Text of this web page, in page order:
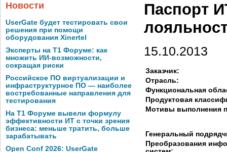
Новости
UserGate будет тестировать свои
решения при помощи
оборудования Xinertel
Эксперты на Т1 Форуме: как
множить ИИ-возможности,
сокращая риски
Российское ПО виртуализации и
инфраструктурное ПО — наиболее
востребованные направления для
тестирования
На Т1 Форуме вывели формулу
эффективности ИТ с точки зрения
бизнеса: меньше тратить, больше
зарабатывать
Open Conf 2026: UserGate
Паспорт
15.10.2013
Заказчик:
Отрасль:
Функциональная
Продуктовая
Мотивы выполнения
Генеральный
Преобразования